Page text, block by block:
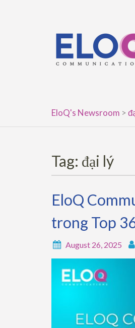
EloQ's Newsroom >
Tag: đại lý
EloQ
trong Top
August 26, 2025